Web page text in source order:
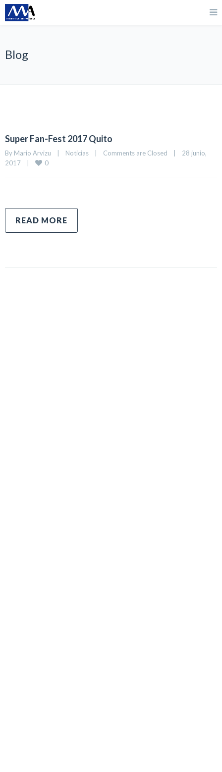
Blog
Super Fan-Fest 2017 Quito
By Mario Arvizu Noticias Comments are Closed
28 junio,
2017
0
READ MORE